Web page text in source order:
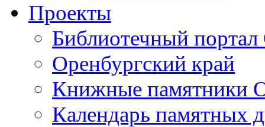
Проекты
Библиотечный портал
Оренбургский край
Книжные памятники
Календарь памятных